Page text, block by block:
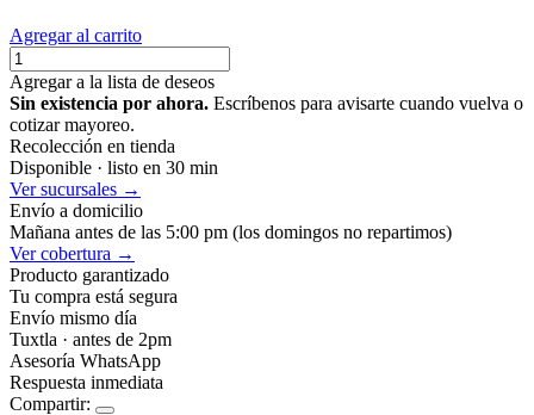
Agregar al carrito
Agregar a la lista de deseos
Sin existencia por ahora. Escríbenos para avisarte cuando vuelva o
cotizar mayoreo.
Recolección en tienda
Disponible · listo en 30 min
Ver sucursales →
Envío a domicilio
Mañana antes de las 5:00 pm (los domingos no repartimos)
Ver cobertura →
Producto garantizado
Tu compra está segura
Envío mismo día
Tuxtla · antes de 2pm
Asesoría WhatsApp
Respuesta inmediata
Compartir: